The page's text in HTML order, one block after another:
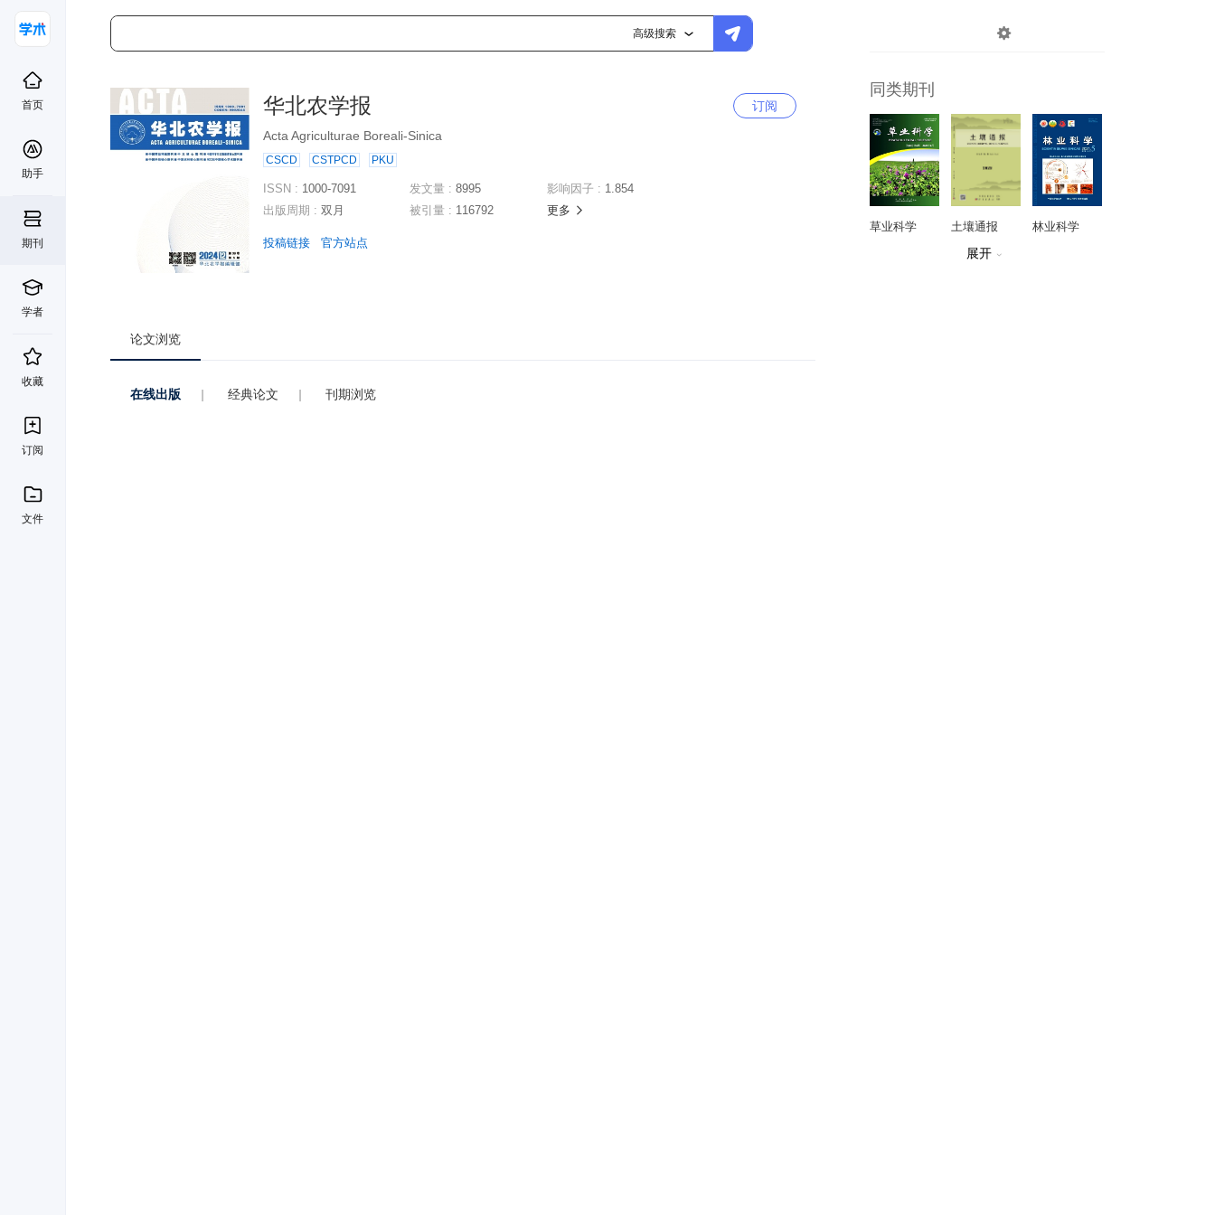
高级搜索 
首页
助手
期刊
学者
收藏
订阅
文件
华北农学报 订阅
Acta Agriculturae Boreali-Sinica
CSCD CSTPCD PKU
ISSN : 1000-7091
出版周期 : 双月
发文量 : 8995
被引量 : 116792
影响因子 : 1.854
更多
投稿链接 官方站点
论文浏览
在线出版 | 经典论文 | 刊期浏览
同类期刊
草业科学 土壤通报 林业科学
展开 